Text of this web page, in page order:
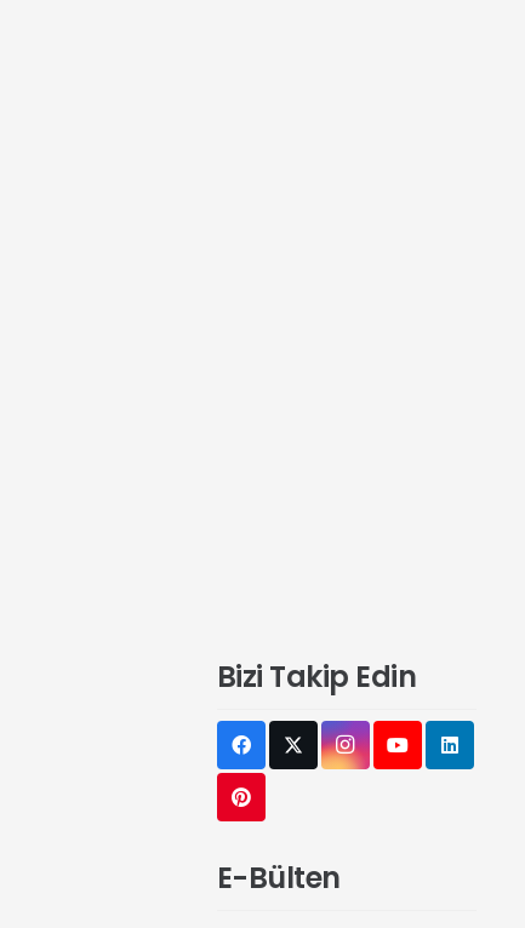
Bizi Takip Edin
E-Bülten